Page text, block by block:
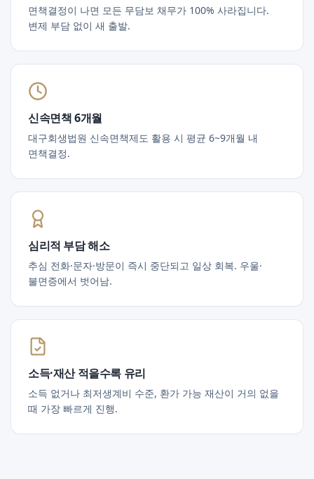
면책결정이 나면 모든 무담보 채무가 100% 사라집니다.
변제 부담 없이 새 출발.
신속면책 6개월
대구회생법원 신속면책제도 활용 시 평균 6~9개월 내
면책결정.
심리적 부담 해소
추심 전화·문자·방문이 즉시 중단되고 일상 회복. 우울·
불면증에서 벗어남.
소득·재산 적을수록 유리
소득 없거나 최저생계비 수준, 환가 가능 재산이 거의 없을
때 가장 빠르게 진행.